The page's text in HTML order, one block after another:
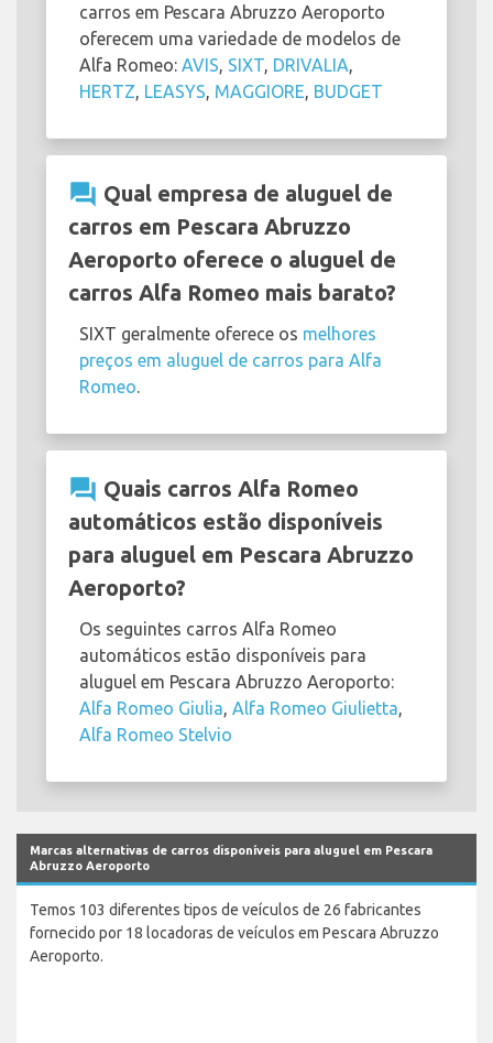
carros em Pescara Abruzzo Aeroporto
oferecem uma variedade de modelos de
Alfa Romeo: AVIS SIXT DRIVALIA
HERTZ LEASYS MAGGIORE BUDGET
question_answer Qual empresa de aluguel de
carros em Pescara Abruzzo
Aeroporto oferece o aluguel de
carros Alfa Romeo mais barato?
SIXT geralmente oferece os melhores
preços em aluguel de carros para Alfa
Romeo
question_answer Quais carros Alfa Romeo
automáticos estão disponíveis
para aluguel em Pescara Abruzzo
Aeroporto?
Os seguintes carros Alfa Romeo
automáticos estão disponíveis para
aluguel em Pescara Abruzzo Aeroporto:
Alfa Romeo Giulia Alfa Romeo Giulietta
Alfa Romeo Stelvio
Marcas alternativas de carros disponíveis para aluguel em Pescara
Abruzzo Aeroporto
Temos 103 diferentes tipos de veículos de 26 fabricantes
fornecido por 18 locadoras de veículos em Pescara Abruzzo
Aeroporto.